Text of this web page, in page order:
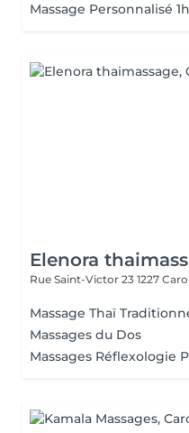
Massage Personnalisé 1h
Elenora
Rue Saint-Victor 23 1227
Massage Thaï
Massages du Dos
Massages Réflexologie